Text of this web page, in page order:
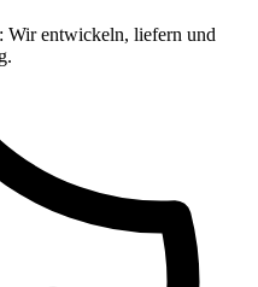
Wir entwickeln, liefern und